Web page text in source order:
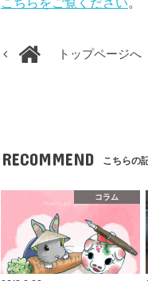
トップページへ
RECOMMEND こちらの
コラム